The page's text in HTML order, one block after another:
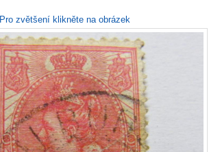
Pro zvětšení klikněte na obrázek